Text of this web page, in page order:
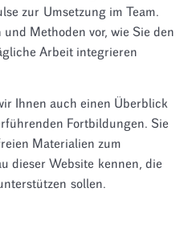
zur Umsetzung im Team.
Methoden vor, wie Sie den
Arbeit integrieren
Ihnen auch einen Überblick
Fortbildungen. Sie
Materialien zum
dieser Website kennen, die
sollen.